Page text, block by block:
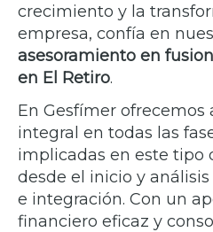
crecimiento y la
empresa, confía en
asesoramiento en
en El Retiro.
En Gesfímer ofrecemos
integral en todas las
implicadas en este tipo
desde el inicio y
e integración. Con un
financiero eficaz y